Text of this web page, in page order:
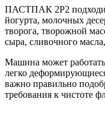
ПАСТПАК 2Р2
йогурта, молочных
творога, творожной
сыра, сливочного
Машина может
легко
важно правильно
требования к чистоте